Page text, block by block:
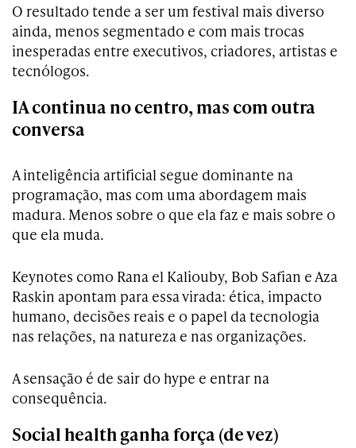
O resultado tende a ser um festival mais diverso
ainda, menos segmentado e com mais trocas
inesperadas entre executivos, criadores, artistas e
tecnólogos.
IA continua no centro, mas com outra
conversa
A inteligência artificial segue dominante na
programação, mas com uma abordagem mais
madura. Menos sobre o que ela faz e mais sobre o
que ela muda.
Keynotes como Rana el Kaliouby, Bob Safian e Aza
Raskin apontam para essa virada: ética, impacto
humano, decisões reais e o papel da tecnologia
nas relações, na natureza e nas organizações.
A sensação é de sair do hype e entrar na
consequência.
Social health ganha força (de vez)